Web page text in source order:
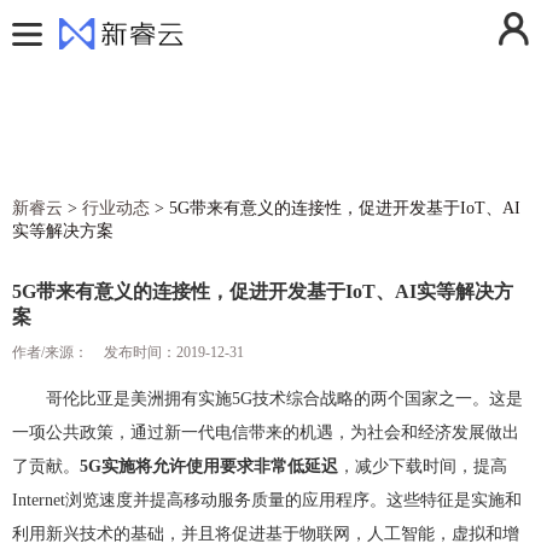
操作日志
解决方案
云计算
弹性云服务器ECS
镜像服务器
云服务器快照
GPU加速服务器
弹性伸缩
云存储
对象存储
云硬盘
云硬盘备份
云安全
防火墙
SSL证书
DDoS高防IP
云网络
虚拟私有云VPC
NAT网关
云运维
云监控
定价
帮助文档
新闻动态
关于我们
香港云服务器
美国云服务器
新睿云 > 行业动态 > 5G带来有意义的连接性，促进开发基于IoT、AI
实等解决方案
5G带来有意义的连接性，促进开发基于IoT、AI实等解决方
案
作者/来源： 发布时间：2019-12-31
哥伦比亚是美洲拥有实施5G技术综合战略的两个国家之一。这是
一项公共政策，通过新一代电信带来的机遇，为社会和经济发展做出
了贡献。 5G实施将允许使用要求非常低延迟 ，减少下载时间，提高
Internet浏览速度并提高移动服务质量的应用程序。这些特征是实施和
利用新兴技术的基础，并且将促进基于物联网，人工智能，虚拟和增